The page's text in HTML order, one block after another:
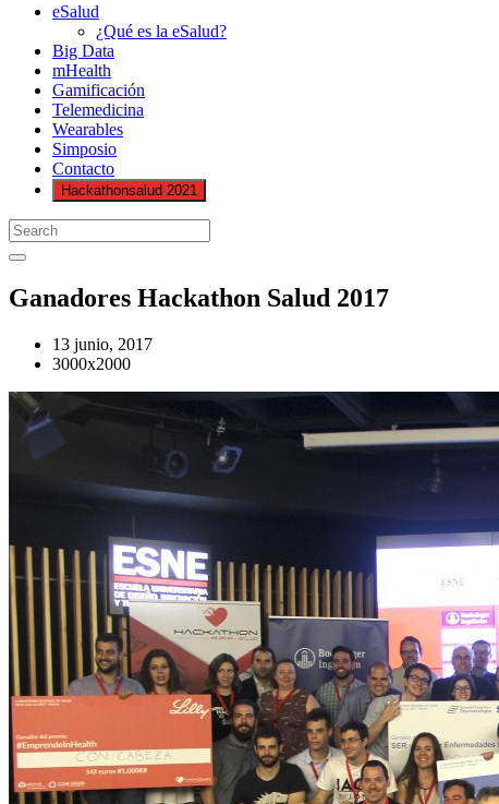
eSalud
¿Qué es la eSalud?
Big Data
mHealth
Gamificación
Telemedicina
Wearables
Simposio
Contacto
Hackathonsalud 2021
Ganadores Hackathon Salud 2017
13 junio, 2017
3000x2000